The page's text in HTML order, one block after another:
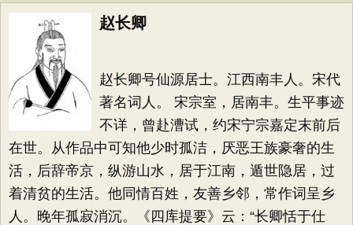
赵长卿
赵长卿号仙源居士。江西南丰人。宋代
著名词人。 宋宗室，居南丰。生平事迹
不详，曾赴漕试，约宋宁宗嘉定末前后
在世。从作品中可知他少时孤洁，厌恶王族豪奢的生
活，后辞帝京，纵游山水，居于江南，遁世隐居，过
着清贫的生活。他同情百姓，友善乡邻，常作词呈乡
人。晚年孤寂消沉。《四库提要》云：“长卿恬于仕